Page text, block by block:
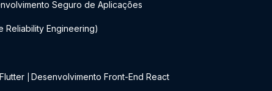
Seguro de Aplicações
Reliability Engineering)
Desenvolvimento Front-End React